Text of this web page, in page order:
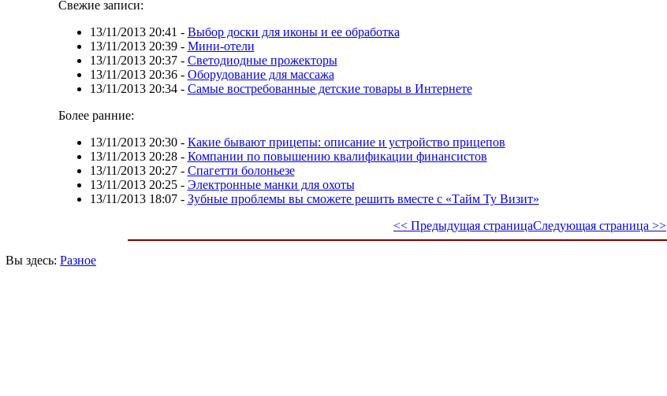
Свежие записи:
13/11/2013 20:41 - Выбор доски для иконы и ее обработка
13/11/2013 20:39- Мини-отели
13/11/2013 20:37- Светодиодные прожекторы
13/11/2013 20:36- Оборудование для массажа
13/11/2013 20:34- Самые востребованные детские товары в Интернете
Более ранние:
13/11/2013 20:30- Какие бывают прицепы: описание и устройство прицепов
13/11/2013 20:28- Компании по повышению квалификации финансистов
13/11/2013 20:27- Спагетти болоньезе
13/11/2013 20:25- Электронные манки для охоты
13/11/2013 18:07- Зубные проблемы вы сможете решить вместе с «Тайм Ту Визит»
<< Предыдущая страницаСледующая страница >>
Вы здесь: Разное